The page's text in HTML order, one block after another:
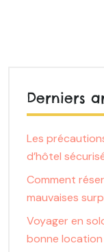
Derniers
Les
d’hôtel
Comment
mauvaises
Voyager en
bonne location